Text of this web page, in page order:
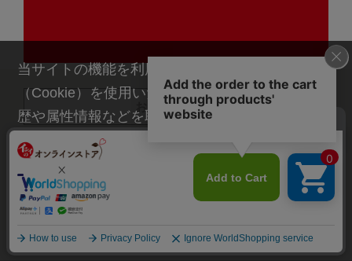
お買い物ガイド
お問い合わせ
当サイトの機能を利用するためにクッキー
（Cookie）を使用いたします。その際に、閲覧履
歴や属性情報などを取得いたしますが、お客様の
個人情報を特定することは行っておりません。詳
細に関しては「
プライバシーポリシー
」をお読み
ください。